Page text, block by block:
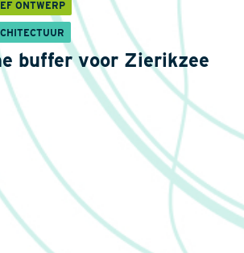
ONTWERP
buffer voor Zierikzee